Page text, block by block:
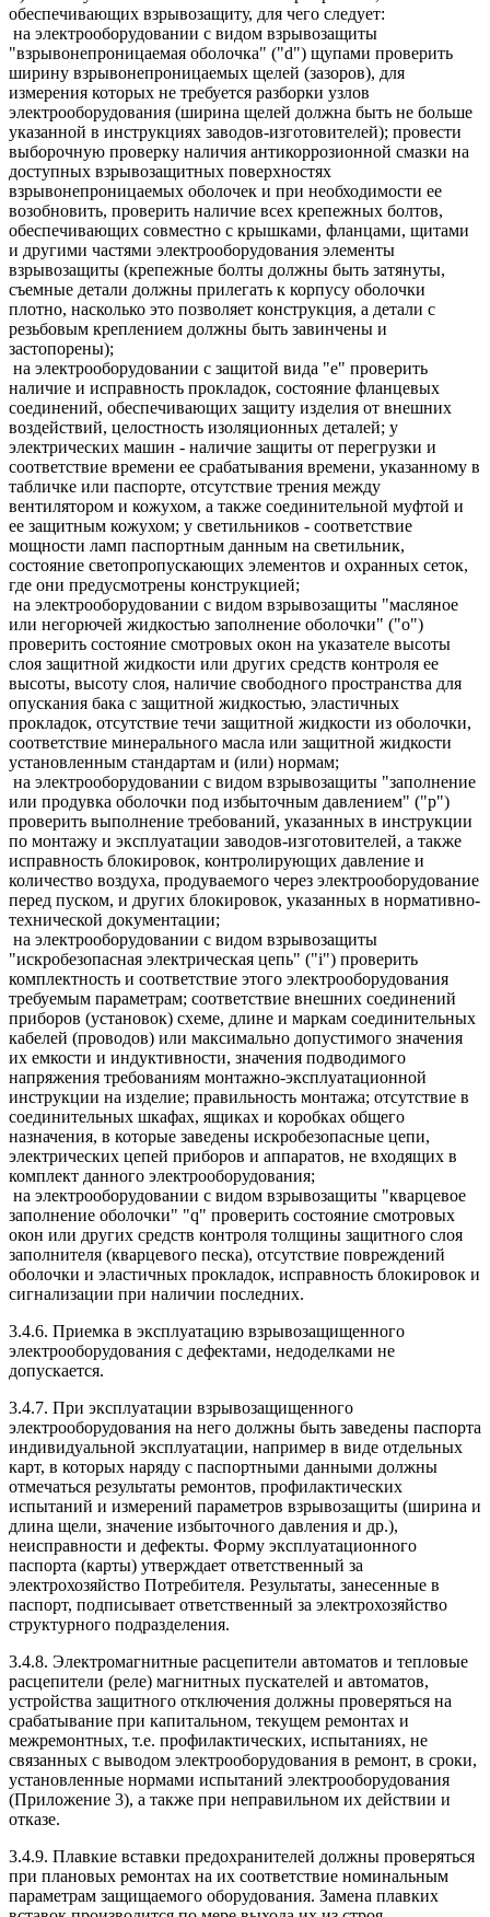
обеспечивающих взрывозащиту, для чего следует:
на электрооборудовании с видом взрывозащиты
"взрывонепроницаемая оболочка" ("d") щупами проверить
ширину взрывонепроницаемых щелей (зазоров), для
измерения которых не требуется разборки узлов
электрооборудования (ширина щелей должна быть не больше
указанной в инструкциях заводов-изготовителей); провести
выборочную проверку наличия антикоррозионной смазки на
доступных взрывозащитных поверхностях
взрывонепроницаемых оболочек и при необходимости ее
возобновить, проверить наличие всех крепежных болтов,
обеспечивающих совместно с крышками, фланцами, щитами
и другими частями электрооборудования элементы
взрывозащиты (крепежные болты должны быть затянуты,
съемные детали должны прилегать к корпусу оболочки
плотно, насколько это позволяет конструкция, а детали с
резьбовым креплением должны быть завинчены и
застопорены);
на электрооборудовании с защитой вида "е" проверить
наличие и исправность прокладок, состояние фланцевых
соединений, обеспечивающих защиту изделия от внешних
воздействий, целостность изоляционных деталей; у
электрических машин - наличие защиты от перегрузки и
соответствие времени ее срабатывания времени, указанному в
табличке или паспорте, отсутствие трения между
вентилятором и кожухом, а также соединительной муфтой и
ее защитным кожухом; у светильников - соответствие
мощности ламп паспортным данным на светильник,
состояние светопропускающих элементов и охранных сеток,
где они предусмотрены конструкцией;
на электрооборудовании с видом взрывозащиты "масляное
или негорючей жидкостью заполнение оболочки" ("о")
проверить состояние смотровых окон на указателе высоты
слоя защитной жидкости или других средств контроля ее
высоты, высоту слоя, наличие свободного пространства для
опускания бака с защитной жидкостью, эластичных
прокладок, отсутствие течи защитной жидкости из оболочки,
соответствие минерального масла или защитной жидкости
установленным стандартам и (или) нормам;
на электрооборудовании с видом взрывозащиты "заполнение
или продувка оболочки под избыточным давлением" ("р")
проверить выполнение требований, указанных в инструкции
по монтажу и эксплуатации заводов-изготовителей, а также
исправность блокировок, контролирующих давление и
количество воздуха, продуваемого через электрооборудование
перед пуском, и других блокировок, указанных в нормативно-
технической документации;
на электрооборудовании с видом взрывозащиты
"искробезопасная электрическая цепь" ("i") проверить
комплектность и соответствие этого электрооборудования
требуемым параметрам; соответствие внешних соединений
приборов (установок) схеме, длине и маркам соединительных
кабелей (проводов) или максимально допустимого значения
их емкости и индуктивности, значения подводимого
напряжения требованиям монтажно-эксплуатационной
инструкции на изделие; правильность монтажа; отсутствие в
соединительных шкафах, ящиках и коробках общего
назначения, в которые заведены искробезопасные цепи,
электрических цепей приборов и аппаратов, не входящих в
комплект данного электрооборудования;
на электрооборудовании с видом взрывозащиты "кварцевое
заполнение оболочки" "q" проверить состояние смотровых
окон или других средств контроля толщины защитного слоя
заполнителя (кварцевого песка), отсутствие повреждений
оболочки и эластичных прокладок, исправность блокировок и
сигнализации при наличии последних.
3.4.6. Приемка в эксплуатацию взрывозащищенного
электрооборудования с дефектами, недоделками не
допускается.
3.4.7. При эксплуатации взрывозащищенного
электрооборудования на него должны быть заведены паспорта
индивидуальной эксплуатации, например в виде отдельных
карт, в которых наряду с паспортными данными должны
отмечаться результаты ремонтов, профилактических
испытаний и измерений параметров взрывозащиты (ширина и
длина щели, значение избыточного давления и др.),
неисправности и дефекты. Форму эксплуатационного
паспорта (карты) утверждает ответственный за
электрохозяйство Потребителя. Результаты, занесенные в
паспорт, подписывает ответственный за электрохозяйство
структурного подразделения.
3.4.8. Электромагнитные расцепители автоматов и тепловые
расцепители (реле) магнитных пускателей и автоматов,
устройства защитного отключения должны проверяться на
срабатывание при капитальном, текущем ремонтах и
межремонтных, т.е. профилактических, испытаниях, не
связанных с выводом электрооборудования в ремонт, в сроки,
установленные нормами испытаний электрооборудования
(Приложение 3), а также при неправильном их действии и
отказе.
3.4.9. Плавкие вставки предохранителей должны проверяться
при плановых ремонтах на их соответствие номинальным
параметрам защищаемого оборудования. Замена плавких